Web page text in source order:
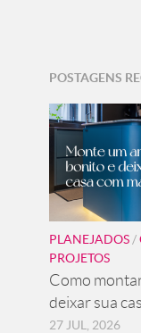
POSTAGENS
PLANEJADOS /
PROJETOS
Como
deixar sua
27 JUL, 2026